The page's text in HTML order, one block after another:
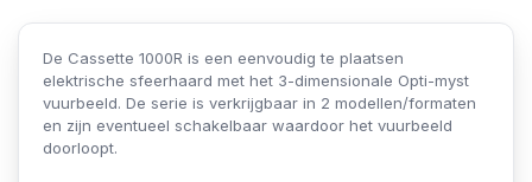
De Cassette 1000R is een eenvoudig te plaatsen
elektrische sfeerhaard met het 3-dimensionale Opti-myst
vuurbeeld. De serie is verkrijgbaar in 2 modellen/formaten
en zijn eventueel schakelbaar waardoor het vuurbeeld
doorloopt.